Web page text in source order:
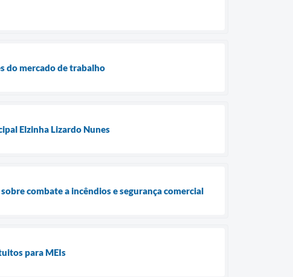
do mercado de trabalho
Elzinha Lizardo Nunes
combate a incêndios e segurança comercial
para MEIs